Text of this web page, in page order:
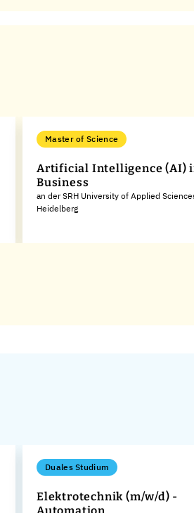
Master of Science
Artificial Intelligence (AI)
Business
an der SRH University of Applied
Heidelberg
Duales Studium
Elektrotechnik (m/w/d) -